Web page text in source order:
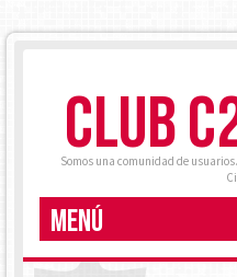
CLUB
Somos una comunidad de
MENÚ